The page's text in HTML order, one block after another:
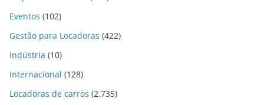
Eventos (102)
Gestão para Locadoras (422)
Indústria (10)
Internacional (128)
Locadoras de carros (2.735)